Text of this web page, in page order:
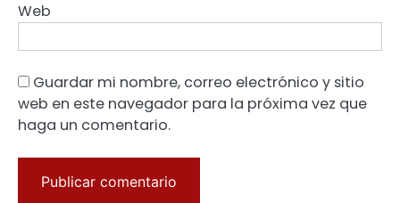
Web
Guardar mi nombre, correo electrónico y sitio
web en este navegador para la próxima vez que
haga un comentario.